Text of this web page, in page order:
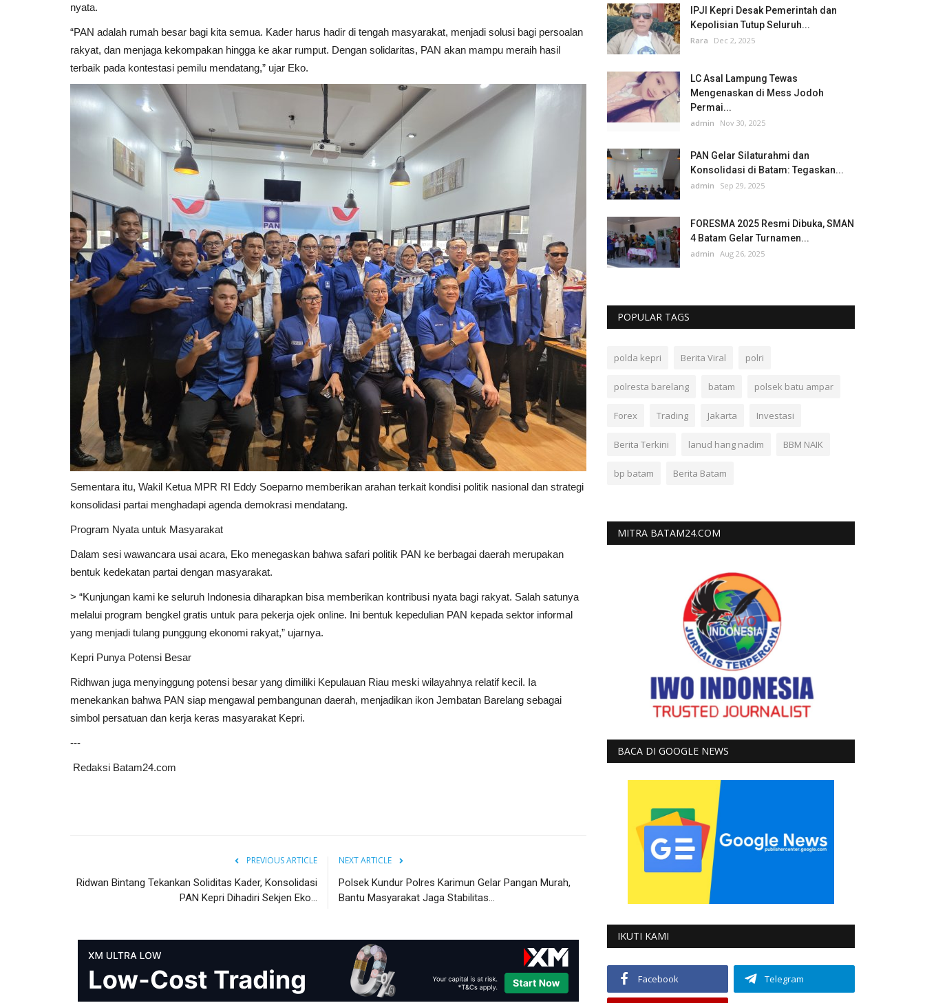
nyata.
“PAN adalah rumah besar bagi kita semua. Kader harus hadir di tengah masyarakat, menjadi solusi bagi persoalan
rakyat, dan menjaga kekompakan hingga ke akar rumput. Dengan solidaritas, PAN akan mampu meraih hasil
terbaik pada kontestasi pemilu mendatang,” ujar Eko.
Sementara itu, Wakil Ketua MPR RI Eddy Soeparno memberikan arahan terkait kondisi politik nasional dan strategi
konsolidasi partai menghadapi agenda demokrasi mendatang.
Program Nyata untuk Masyarakat
Dalam sesi wawancara usai acara, Eko menegaskan bahwa safari politik PAN ke berbagai daerah merupakan
bentuk kedekatan partai dengan masyarakat.
> “Kunjungan kami ke seluruh Indonesia diharapkan bisa memberikan kontribusi nyata bagi rakyat. Salah satunya
melalui program bengkel gratis untuk para pekerja ojek online. Ini bentuk kepedulian PAN kepada sektor informal
yang menjadi tulang punggung ekonomi rakyat,” ujarnya.
Kepri Punya Potensi Besar
Ridhwan juga menyinggung potensi besar yang dimiliki Kepulauan Riau meski wilayahnya relatif kecil. Ia
menekankan bahwa PAN siap mengawal pembangunan daerah, menjadikan ikon Jembatan Barelang sebagai
simbol persatuan dan kerja keras masyarakat Kepri.
---
Redaksi Batam24.com
PREVIOUS ARTICLE
Ridwan Bintang Tekankan Soliditas Kader, Konsolidasi
PAN Kepri Dihadiri Sekjen Eko...
NEXT ARTICLE
Polsek Kundur Polres Karimun Gelar Pangan Murah,
Bantu Masyarakat Jaga Stabilitas...
IPJI Kepri Desak Pemerintah dan
Kepolisian Tutup Seluruh...
Rara Dec 2, 2025
LC Asal Lampung Tewas
Mengenaskan di Mess Jodoh
Permai...
admin Nov 30, 2025
PAN Gelar Silaturahmi dan
Konsolidasi di Batam: Tegaskan...
admin Sep 29, 2025
FORESMA 2025 Resmi Dibuka, SMAN
4 Batam Gelar Turnamen...
admin Aug 26, 2025
POPULAR TAGS
polda kepri Berita Viral polri
polresta barelang batam polsek batu ampar
Forex Trading Jakarta Investasi
Berita Terkini lanud hang nadim BBM NAIK
bp batam Berita Batam
MITRA BATAM24.COM
BACA DI GOOGLE NEWS
IKUTI KAMI
Facebook Telegram